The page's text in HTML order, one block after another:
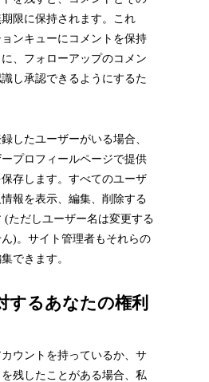
限に保持されます。これ
ンキューにコメントを保持
、フォローアップのコメン
識し承認できるようにするた
したユーザーがいる場合、
プロフィールページで提供
存します。すべてのユーザ
報を表示、編集、削除する
(ただしユーザー名は変更する
)。サイト管理者もそれらの
できます。
するあなたの権利
ウントを持っているか、サ
残したことがある場合、私